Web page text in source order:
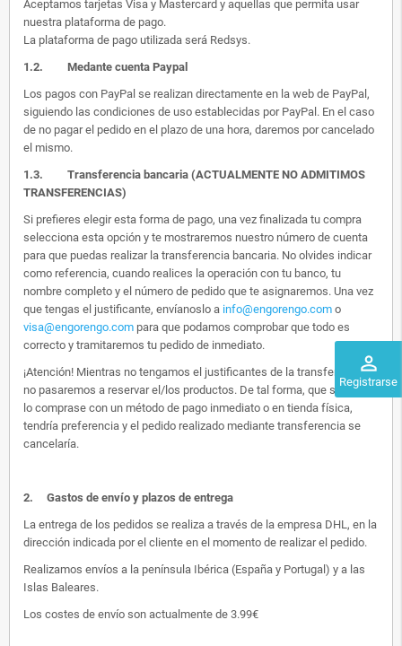
perm_identity
Registrarse
Aceptamos tarjetas Visa y Mastercard y aquellas que permita usar
nuestra plataforma de pago.
La plataforma de pago utilizada será Redsys.
1.2. Medante cuenta Paypal
Los pagos con PayPal se realizan directamente en la web de PayPal,
siguiendo las condiciones de uso establecidas por PayPal. En el caso
de no pagar el pedido en el plazo de una hora, daremos por cancelado
el mismo.
1.3. Transferencia bancaria (ACTUALMENTE NO ADMITIMOS
TRANSFERENCIAS)
Si prefieres elegir esta forma de pago, una vez finalizada tu compra
selecciona esta opción y te mostraremos nuestro número de cuenta
para que puedas realizar la transferencia bancaria. No olvides indicar
como referencia, cuando realices la operación con tu banco, tu
nombre completo y el número de pedido que te asignaremos. Una vez
que tengas el justificante, envíanoslo a info@engorengo.com o
visa@engorengo.com para que podamos comprobar que todo es
correcto y tramitaremos tu pedido de inmediato.
¡Atención! Mientras no tengamos el justificantes de la transferencia,
no pasaremos a reservar el/los productos. De tal forma, que si alguien
lo comprase con un método de pago inmediato o en tienda física,
tendría preferencia y el pedido realizado mediante transferencia se
cancelaría.
2. Gastos de envío y plazos de entrega
La entrega de los pedidos se realiza a través de la empresa DHL, en la
dirección indicada por el cliente en el momento de realizar el pedido.
Realizamos envíos a la península Ibérica (España y Portugal) y a las
Islas Baleares.
Los costes de envío son actualmente de 3.99€